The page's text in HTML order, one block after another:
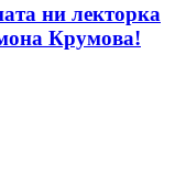
ни лекторка
Крумова!